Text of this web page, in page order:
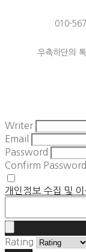
010-
우측하단의
Writer
Email
Password
Confirm Password
개인정보 수집 및 이
Rating